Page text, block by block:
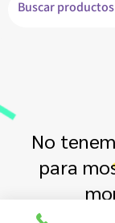
No
para